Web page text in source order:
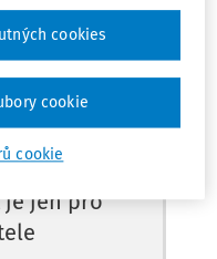
Přihlaste se
je jen pro
cookie
cookies
cookie